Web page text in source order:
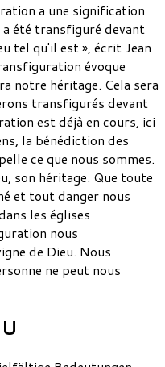
a une signification
été transfiguré devant
tel qu'il est », écrit Jean
évoque
notre héritage. Cela sera
transfigurés devant
est déjà en cours, ici
la bénédiction des
ce que nous sommes.
son héritage. Que toute
et tout danger nous
les églises
nous
de Dieu. Nous
ne peut nous